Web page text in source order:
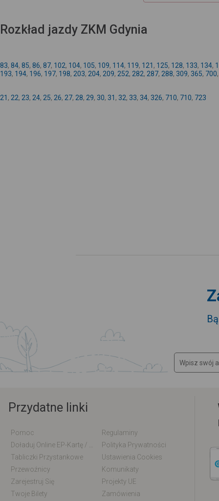
Rozkład jazdy ZKM Gdynia
83, 84, 85, 86, 87, 102, 104, 105, 109, 114, 119, 121 , 125, 128, 133, 134,
193, 194, 196, 197, 198, 203, 204, 209, 252, 282, 287, 288, 309, 365, 700
21 , 22, 23, 24, 25, 26, 27, 28, 29, 30, 31 , 32, 33, 34, 326, 710, 710, 723
Przydatne linki
Pomoc
Regulaminy
Polityka Prywatności
Tabliczki Przystankowe
Ustawienia Cookies
Przewoźnicy
Komunikaty
Zarejestruj Się
Projekty UE
Twoje Bilety
Zamówienia